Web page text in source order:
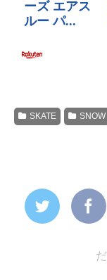
SKATE SNOW